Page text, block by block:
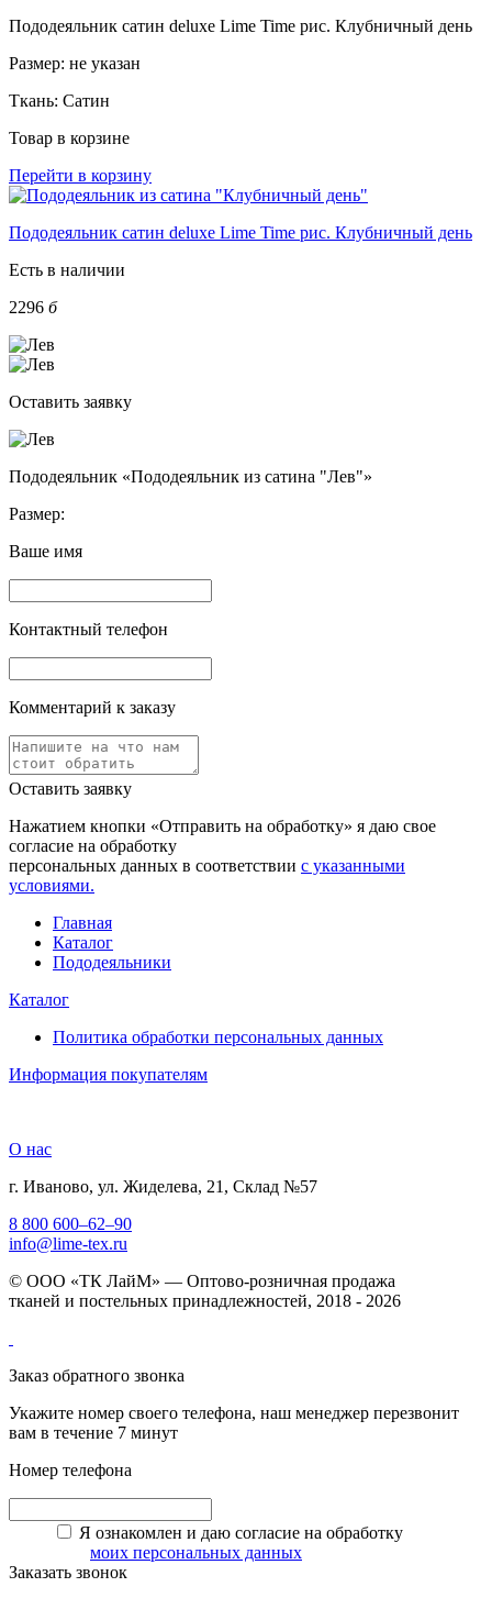
Пододеяльник сатин deluxe Lime Time рис. Клубничный день
Размер: не указан
Ткань: Сатин
Товар в корзине
Перейти в корзину
Пододеяльник сатин deluxe Lime Time рис. Клубничный день
Есть в наличии
2296 б
Оставить заявку
Пододеяльник «Пододеяльник из сатина "Лев"»
Размер:
Ваше имя
Контактный телефон
Комментарий к заказу
Оставить заявку
Нажатием кнопки «Отправить на обработку» я даю свое
согласие на обработку
персональных данных в соответствии с указанными
условиями.
Главная
Каталог
Пододеяльники
Каталог
Политика обработки персональных данных
Информация покупателям
О нас
г. Иваново, ул. Жиделева, 21, Склад №57
8 800 600–62–90
info@lime-tex.ru
© ООО «ТК ЛайМ» — Оптово-розничная продажа
тканей и постельных принадлежностей, 2018 - 2026
Заказ обратного звонка
Укажите номер своего телефона, наш менеджер перезвонит
вам в течение 7 минут
Номер телефона
Я ознакомлен и даю согласие на обработку
моих персональных данных
Заказать звонок